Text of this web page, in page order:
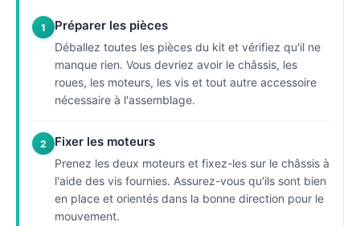
1 Préparer les pièces
Déballez toutes les pièces du kit et vérifiez qu'il ne
manque rien. Vous devriez avoir le châssis, les
roues, les moteurs, les vis et tout autre accessoire
nécessaire à l'assemblage.
2 Fixer les moteurs
Prenez les deux moteurs et fixez-les sur le châssis à
l'aide des vis fournies. Assurez-vous qu'ils sont bien
en place et orientés dans la bonne direction pour le
mouvement.